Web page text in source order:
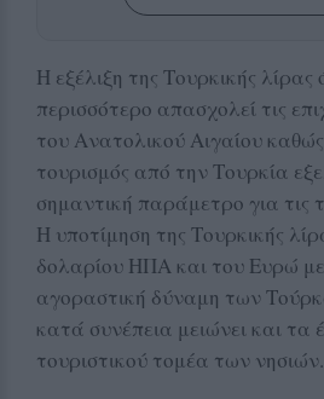
Η εξέλιξη της Τουρκικής λίρας
περισσότερο απασχολεί τις
του Ανατολικού Αιγαίου
τουρισμός από την Τουρκία
σημαντική παράμετρο για τις
Η υποτίμηση της Τουρκικής
δολαρίου ΗΠΑ και του Ευρώ
αγοραστική δύναμη των
κατά συνέπεια μειώνει και τα
τουριστικού τομέα των νησιών.